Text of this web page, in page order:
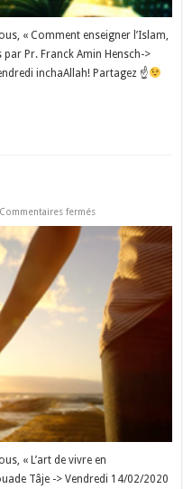
« Comment enseigner l’Islam,
Pr. Franck Amin Hensch->
inchaAllah! Partagez ☝
Commentaires ferméssur
vivre
couple
« L’art de vivre en
Tâje -> Vendredi 14/02/2020